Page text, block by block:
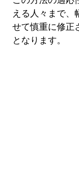
える人々まで、
せて慎重に修正
となります。